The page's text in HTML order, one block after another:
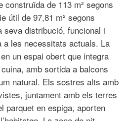
construïda de 113 m² segons
útil de 97,81 m² segons
seva distribució, funcional i
a les necessitats actuals. La
un espai obert que integra
amb sortida a balcons
natural. Els sostres alts amb
juntament amb els terres
parquet en espiga, aporten